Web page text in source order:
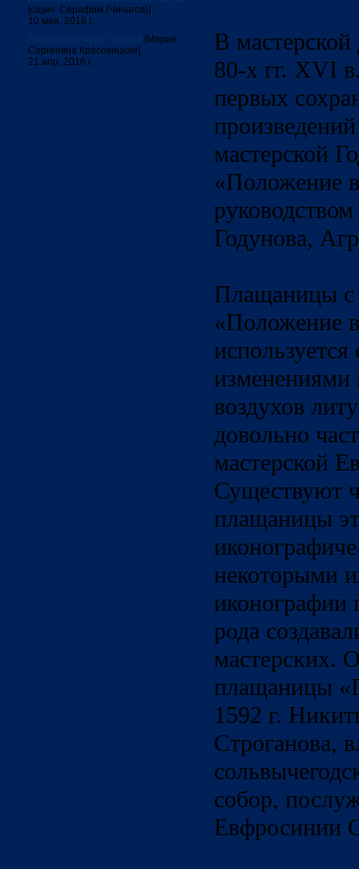
[сщмч. Серафим (Чичагов)]
10 мая. 2016 г.
[Мария
Сергеевна Красовицкая]
21 апр. 2016 г.
В
80-х гг. XVI
первых
мастерской
«Положение
Годунова,
Плащаницы с
«Положение
изменениями
воздухов
довольно
мастерской
Существуют
плащаницы
некоторыми
иконографии
рода
мастерских.
плащаницы
1592 г.
Строганова,
собор,
Евфросинии